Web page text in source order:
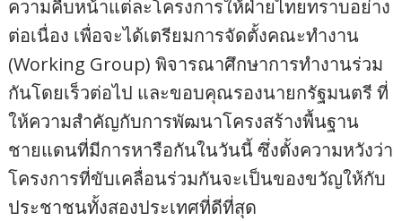
ความคืบหน้าแต่ละโครงการให้ฝ่ายไทยทราบอย่าง
ต่อเนื่อง เพื่อจะได้เตรียมการจัดตั้งคณะทำงาน
(Working Group) พิจารณาศึกษาการทำงานร่วม
กันโดยเร็วต่อไป และขอบคุณรองนายกรัฐมนตรี ที่
ให้ความสำคัญกับการพัฒนาโครงสร้างพื้นฐาน
ชายแดนที่มีการหารือกันในวันนี้ ซึ่งตั้งความหวังว่า
โครงการที่ขับเคลื่อนร่วมกันจะเป็นของขวัญให้กับ
ประชาชนทั้งสองประเทศที่ดีที่สุด